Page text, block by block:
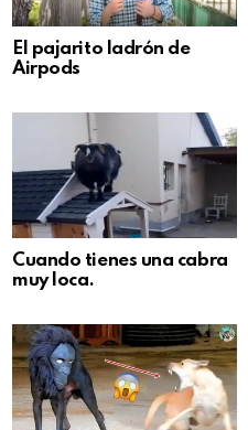
El pajarito ladrón de
Airpods
Cuando tienes una cabra
muy loca.